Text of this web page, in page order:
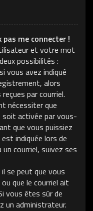
me connecter !
et votre mot
possibilités :
vous avez indiqué
alors
par courriel.
nécessiter que
activée par vous-
que vous puissiez
indiquée lors de
courriel, suivez ses
il se peut que vous
que le courriel ait
vous êtes sûr de
un administrateur.